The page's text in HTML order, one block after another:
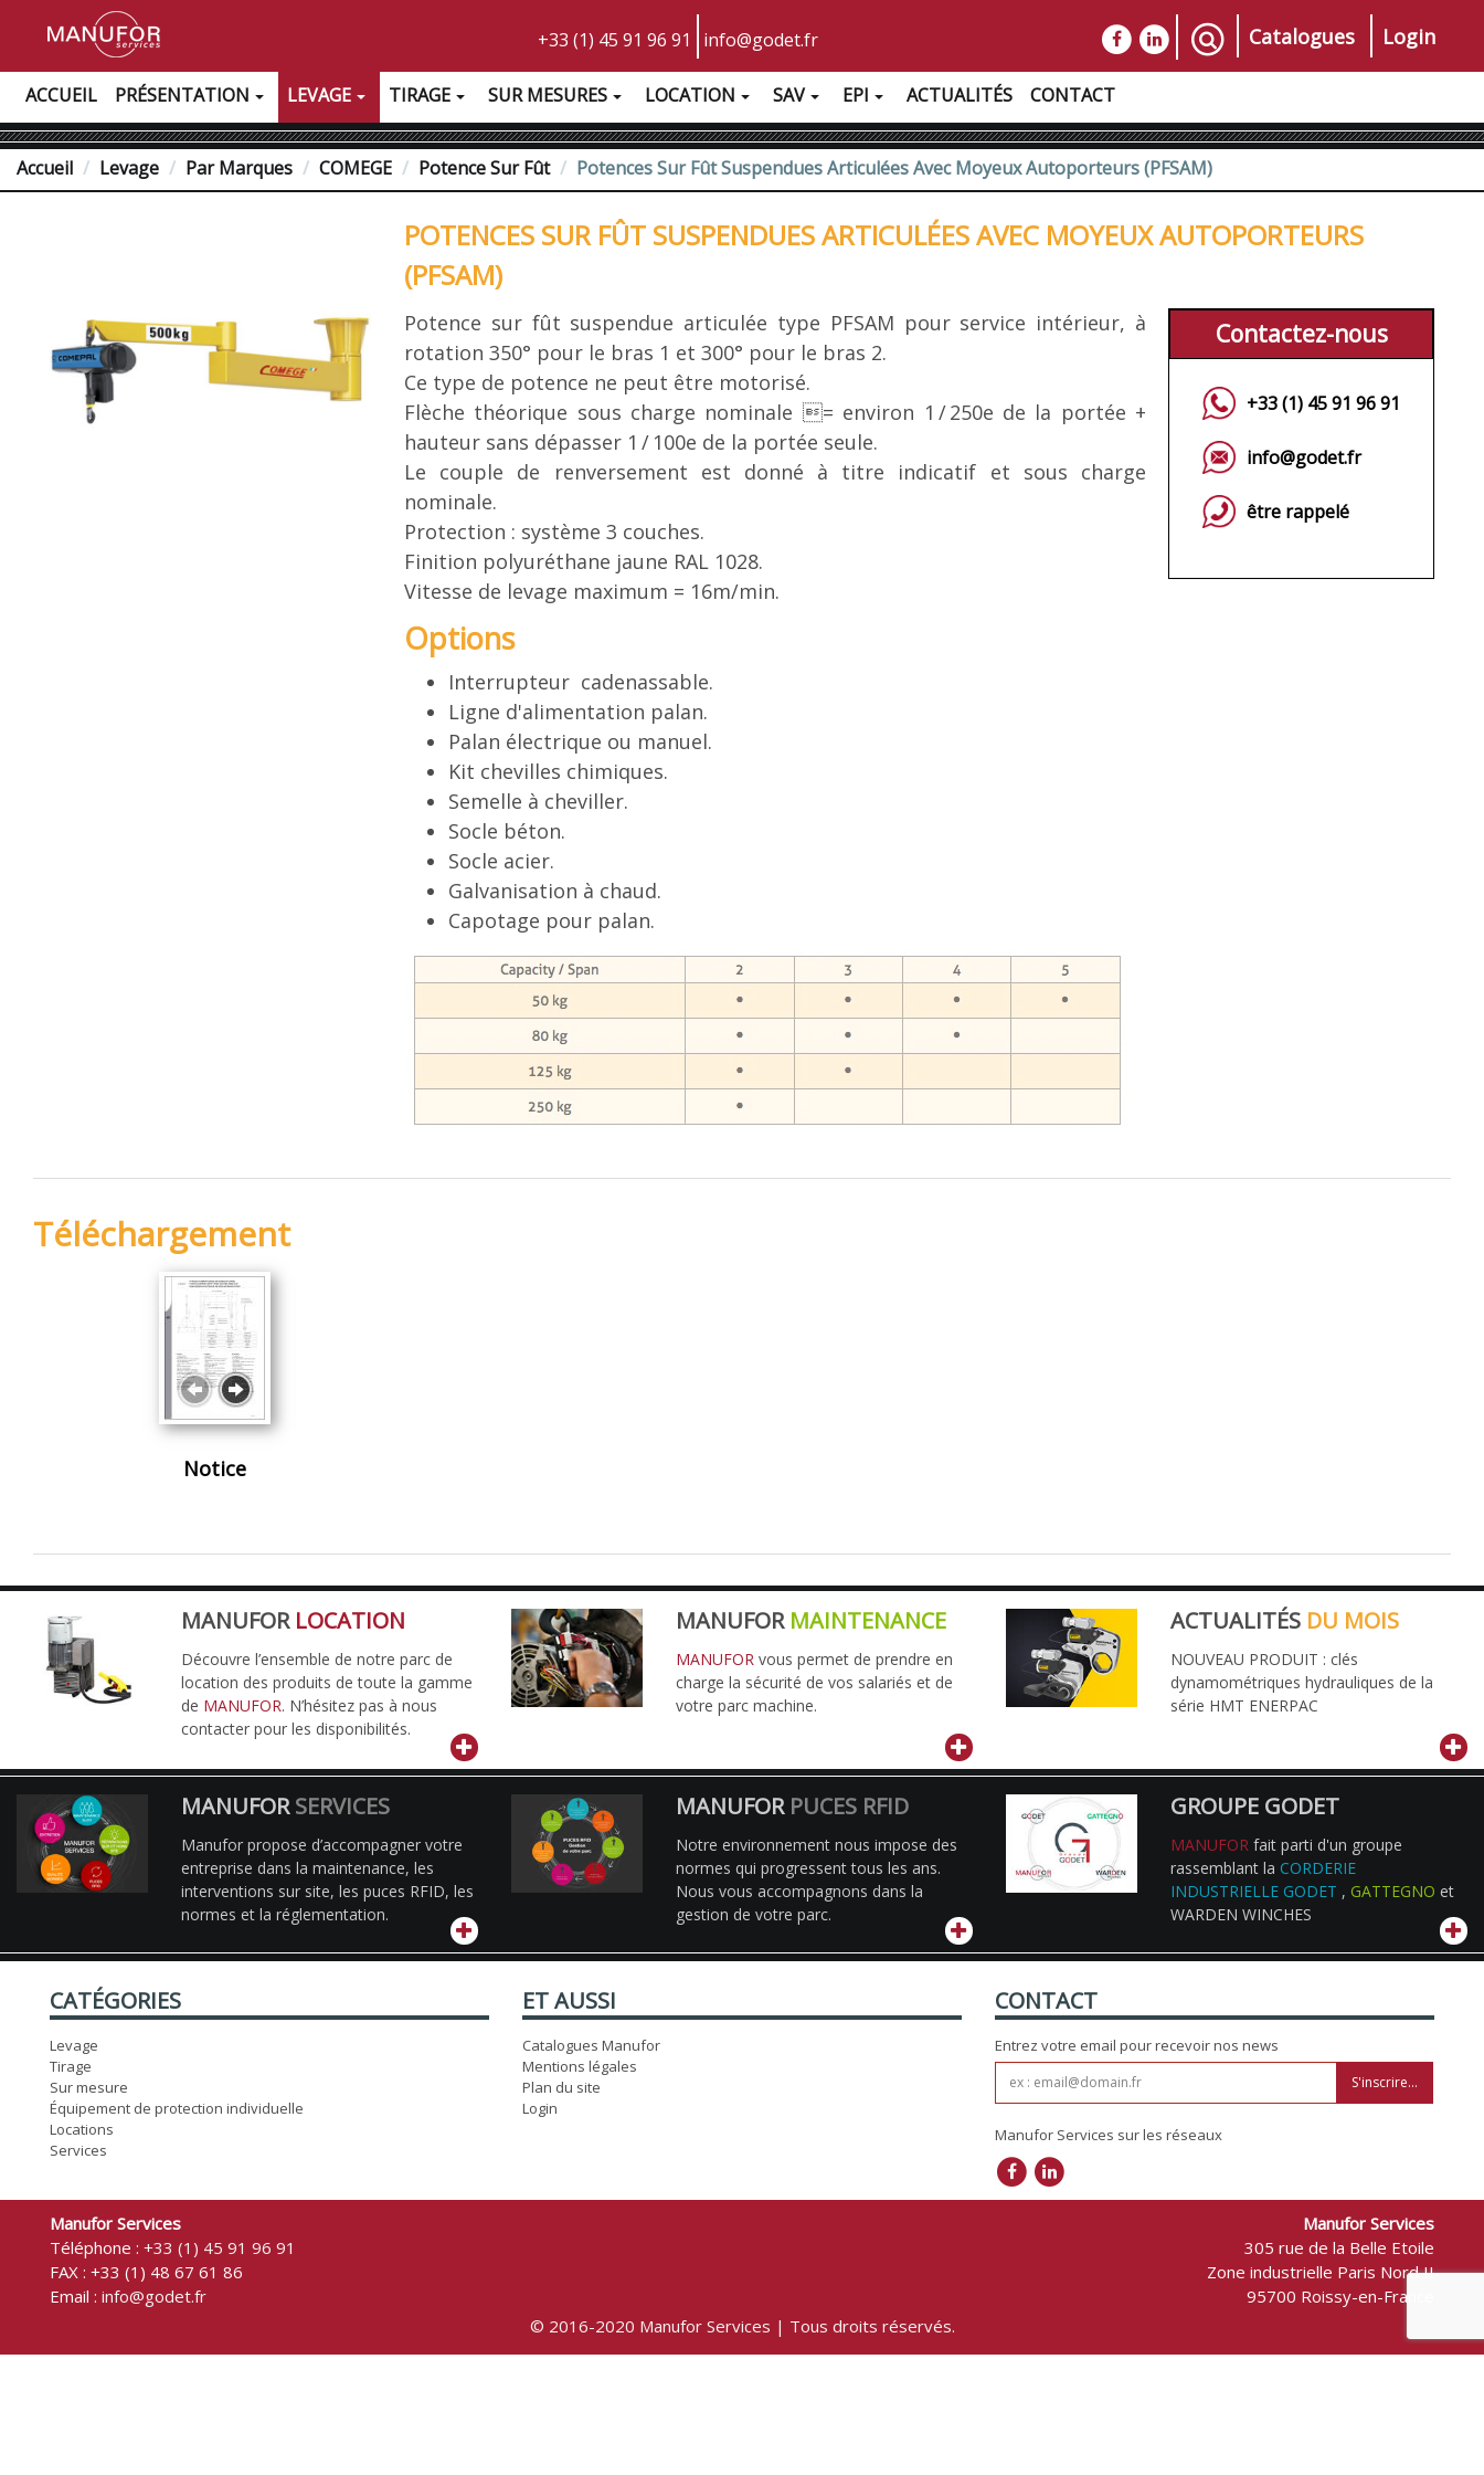
Catalogues Login
+33 (1) 45 91 96 91 info@godet.fr
ACCUEIL PRÉSENTATION LEVAGE TIRAGE SUR MESURES LOCATION SAV EPI ACTUALITÉS CONTACT
Accueil Levage Par Marques COMEGE Potence Sur Fût Potences Sur Fût Suspendues Articulées Avec Moyeux Autoporteurs (PFSAM)
POTENCES SUR FÛT SUSPENDUES ARTICULÉES AVEC MOYEUX AUTOPORTEURS
(PFSAM)
Contactez-nous
+33 (1) 45 91 96 91
info@godet.fr
être rappelé
Potence sur fût suspendue articulée type PFSAM pour service intérieur, à
rotation 350° pour le bras 1 et 300° pour le bras 2.
Ce type de potence ne peut être motorisé.
Flèche théorique sous charge nominale = environ 1 / 250e de la portée +
hauteur sans dépasser 1 / 100e de la portée seule.
Le couple de renversement est donné à titre indicatif et sous charge
nominale.
Protection : système 3 couches.
Finition polyuréthane jaune RAL 1028.
Vitesse de levage maximum = 16m/min.
Options
Interrupteur cadenassable.
Ligne d'alimentation palan.
Palan électrique ou manuel.
Kit chevilles chimiques.
Semelle à cheviller.
Socle béton.
Socle acier.
Galvanisation à chaud.
Capotage pour palan.
Téléchargement
Notice
MANUFOR LOCATION
Découvre l’ensemble de notre parc de
location des produits de toute la gamme
de MANUFOR. N’hésitez pas à nous
contacter pour les disponibilités.
MANUFOR MAINTENANCE
MANUFOR vous permet de prendre en
charge la sécurité de vos salariés et de
votre parc machine.
ACTUALITÉS DU MOIS
NOUVEAU PRODUIT : clés
dynamométriques hydrauliques de la
série HMT ENERPAC
MANUFORSERVICES
Manufor propose d’accompagner votre
entreprise dans la maintenance, les
interventions sur site, les puces RFID, les
normes et la réglementation.
MANUFOR PUCES RFID
Notre environnement nous impose des
normes qui progressent tous les ans.
Nous vous accompagnons dans la
gestion de votre parc.
GROUPE GODET
MANUFOR fait parti d'un groupe
rassemblant la CORDERIE
INDUSTRIELLE GODET , GATTEGNO et
WARDEN WINCHES
CATÉGORIES
Levage
Tirage
Sur mesure
Équipement de protection individuelle
Locations
Services
ET AUSSI
Catalogues Manufor
Mentions légales
Plan du site
Login
CONTACT
Entrez votre email pour recevoir nos news
S'inscrire...
Manufor Services sur les réseaux
Manufor Services
Téléphone : +33 (1) 45 91 96 91
FAX : +33 (1) 48 67 61 86
Email : info@godet.fr
Manufor Services
305 rue de la Belle Etoile
Zone industrielle Paris Nord II
95700 Roissy-en-France
© 2016-2020 Manufor Services | Tous droits réservés.